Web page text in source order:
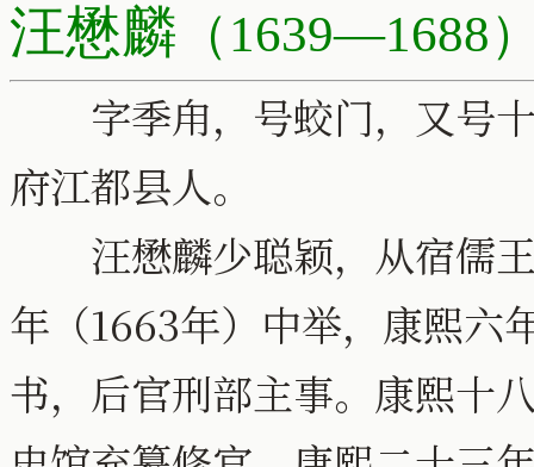
汪懋麟 （1639—1688
字季甪，号蛟门，又号十
府江都县人。
汪懋麟少聪颖，从宿儒王
年（1663年）中举，康熙六
书，后官刑部主事。康熙十